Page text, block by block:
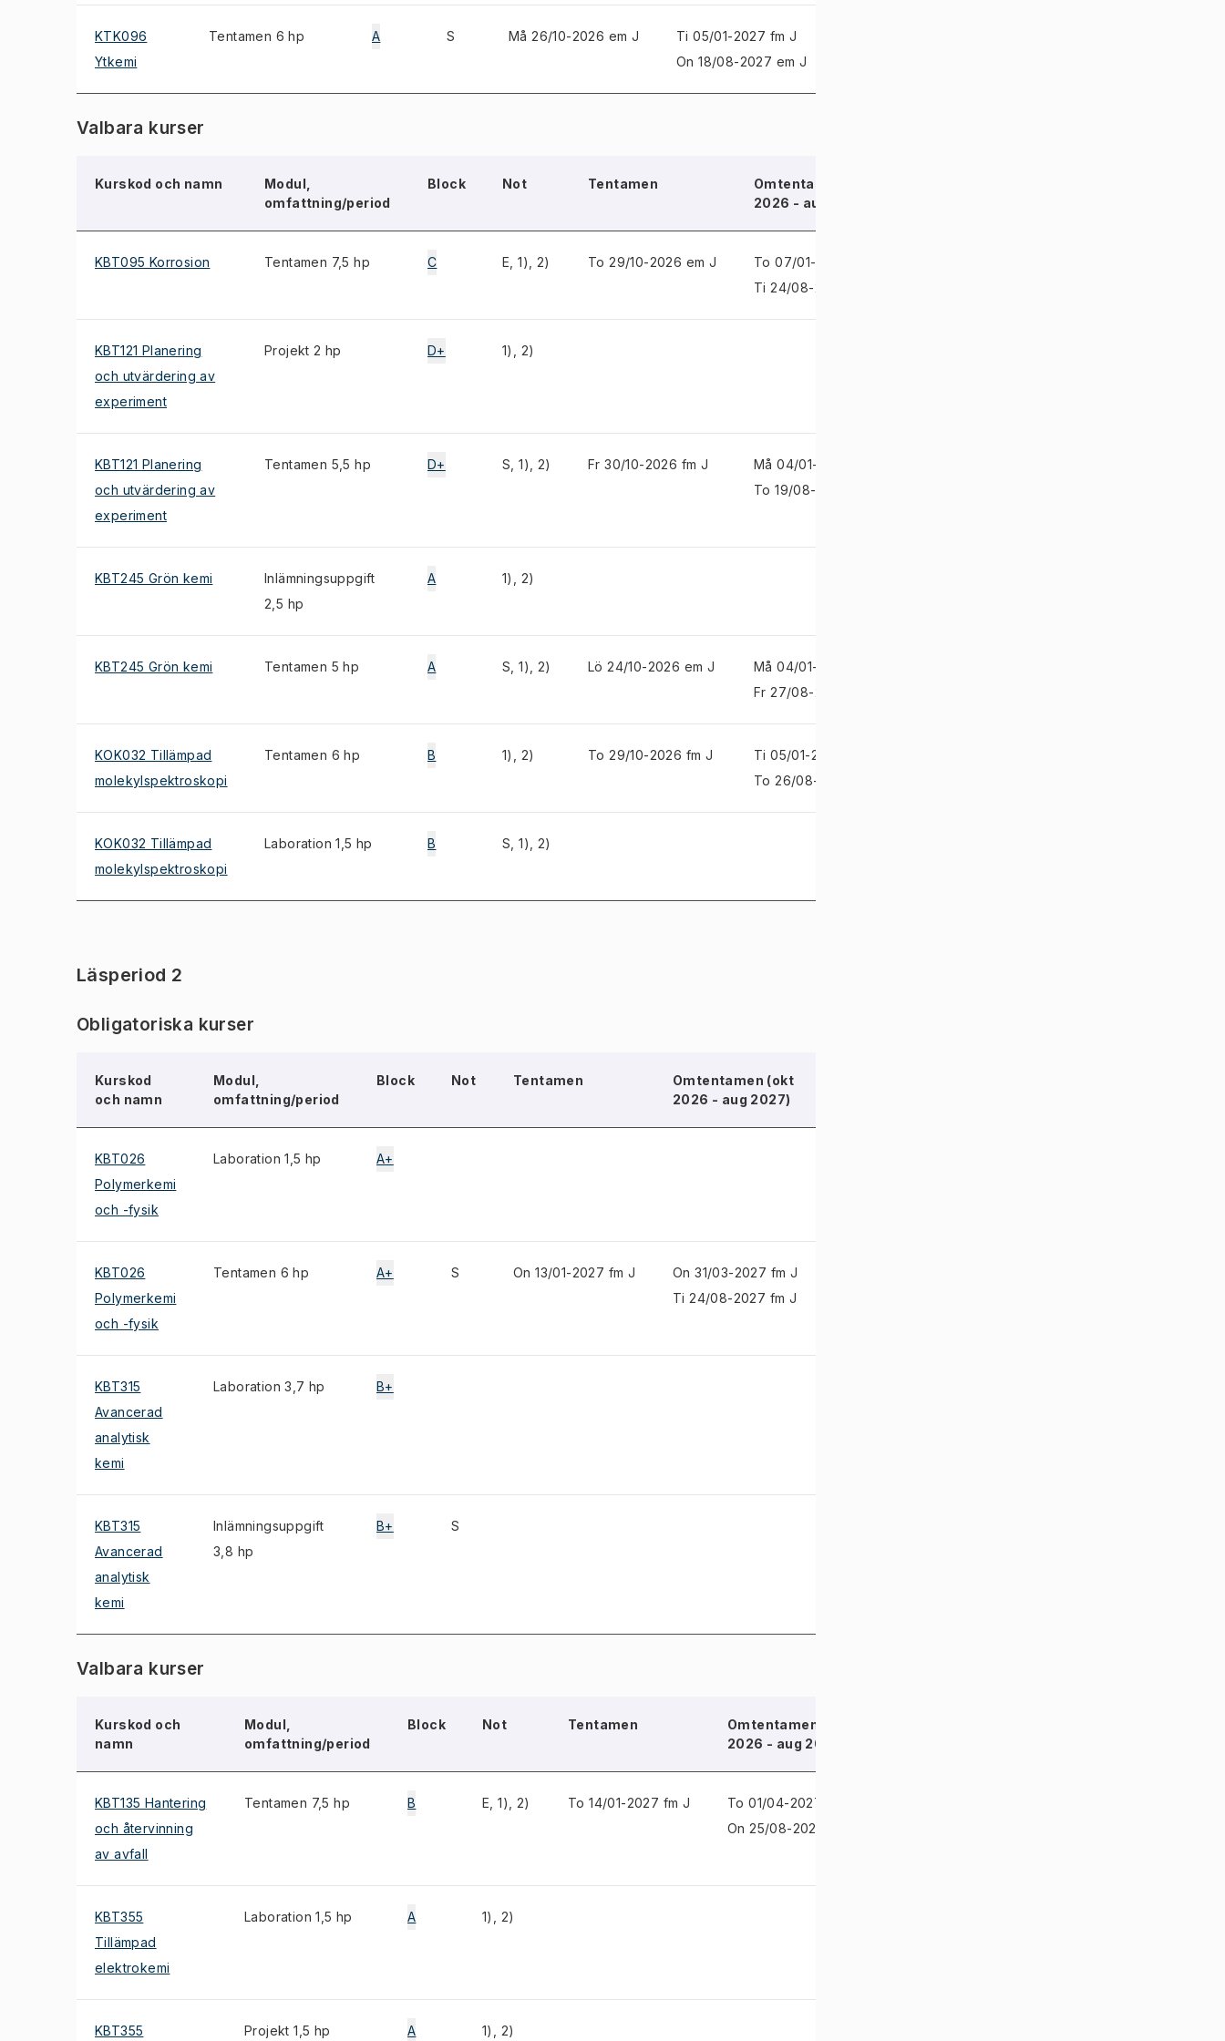
KTK096
Ytkemi
Tentamen 6 hp A S Må 26/10-2026 em J
Ti 05/01-2027 fm J
On 18/08-2027 em J
Valbara kurser
Kurskod och namn
Modul,
omfattning/period
Block Not Tentamen
Omtentamen (okt
2026 - aug 2027)
KBT095 Korrosion Tentamen 7,5 hp C E, 1), 2) To 29/10-2026 em J
To 07/01-2027 fm J
Ti 24/08-2027 fm J
KBT121 Planering
och utvärdering av
experiment
Projekt 2 hp D+ 1), 2)
KBT121 Planering
och utvärdering av
experiment
Tentamen 5,5 hp D+ S, 1), 2) Fr 30/10-2026 fm J
Må 04/01-2027 fm J
To 19/08-2027 fm J
KBT245 Grön kemi
Inlämningsuppgift
2,5 hp
A 1), 2)
KBT245 Grön kemi Tentamen 5 hp A S, 1), 2) Lö 24/10-2026 em J
Må 04/01-2027 em J
Fr 27/08-2027 fm J
KOK032 Tillämpad
molekylspektroskopi
Tentamen 6 hp B 1), 2) To 29/10-2026 fm J
Ti 05/01-2027 fm J
To 26/08-2027 em J
KOK032 Tillämpad
molekylspektroskopi
Laboration 1,5 hp B S, 1), 2)
Läsperiod 2
Obligatoriska kurser
Kurskod
och namn
Modul,
omfattning/period
Block Not Tentamen
Omtentamen (okt
2026 - aug 2027)
KBT026
Polymerkemi
och -fysik
Laboration 1,5 hp A+
KBT026
Polymerkemi
och -fysik
Tentamen 6 hp A+ S On 13/01-2027 fm J
On 31/03-2027 fm J
Ti 24/08-2027 fm J
KBT315
Avancerad
analytisk
kemi
Laboration 3,7 hp B+
KBT315
Avancerad
analytisk
kemi
Inlämningsuppgift
3,8 hp
B+ S
Valbara kurser
Kurskod och
namn
Modul,
omfattning/period
Block Not Tentamen
Omtentamen (okt
2026 - aug 2027)
KBT135 Hantering
och återvinning
av avfall
Tentamen 7,5 hp B E, 1), 2) To 14/01-2027 fm J
To 01/04-2027 fm J
On 25/08-2027 fm J
KBT355
Tillämpad
elektrokemi
Laboration 1,5 hp A 1), 2)
KBT355 Projekt 1,5 hp A 1), 2)